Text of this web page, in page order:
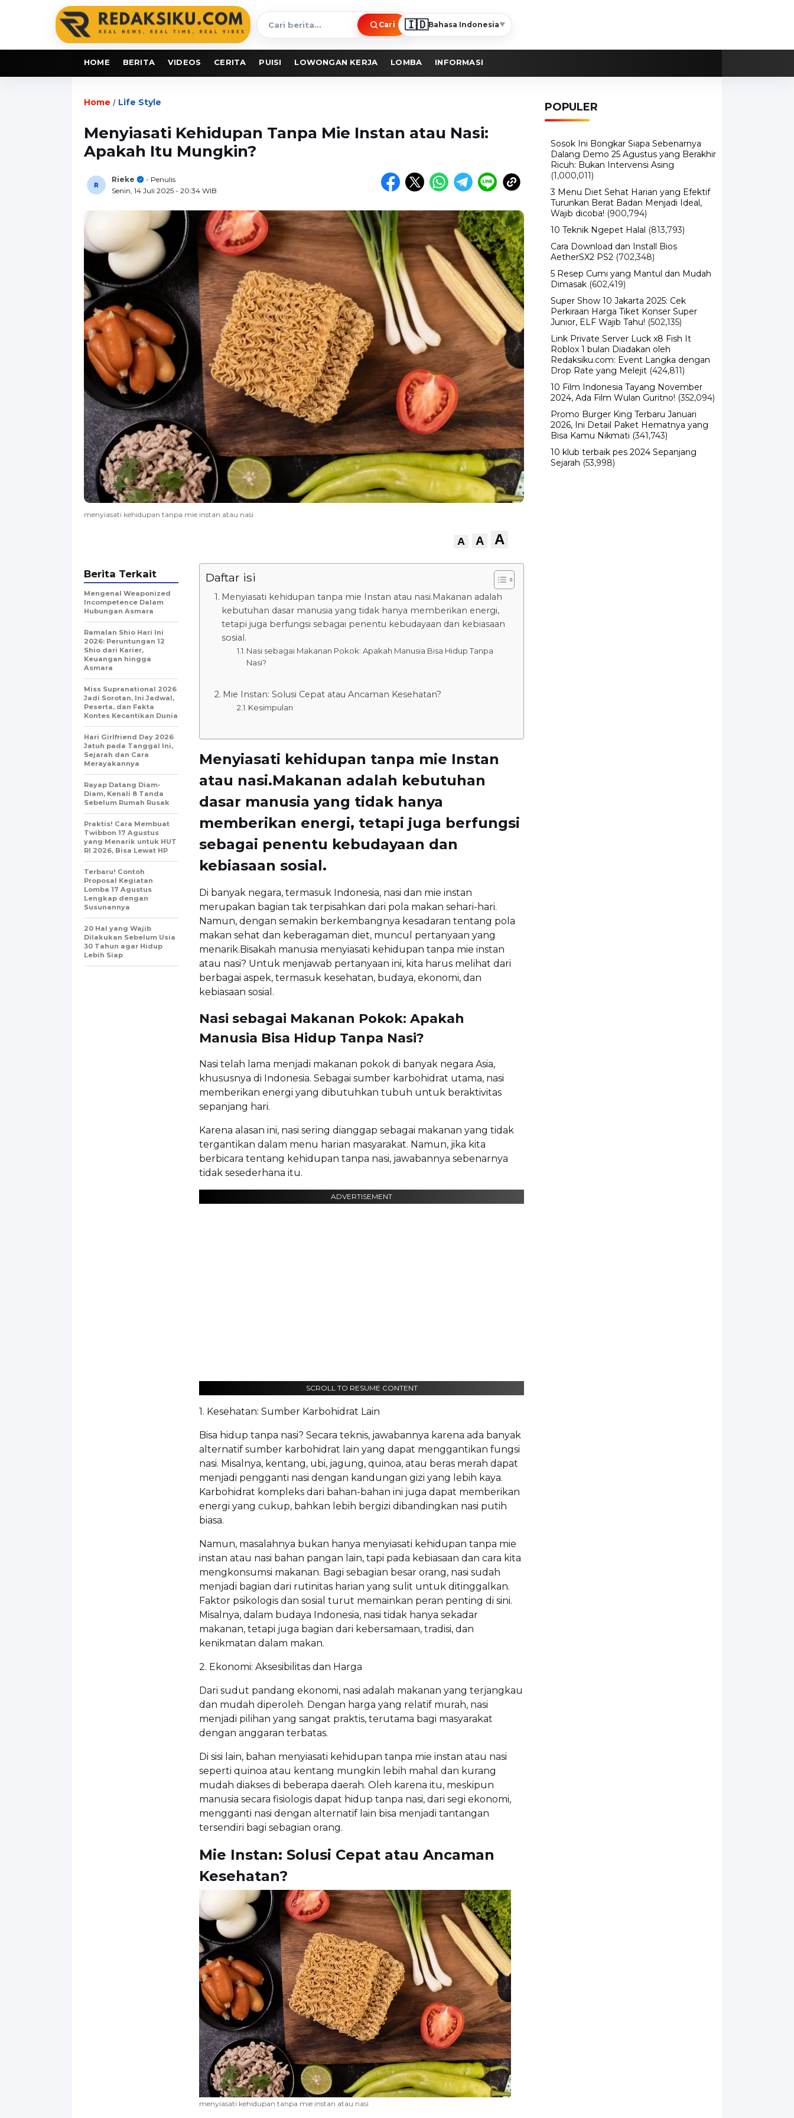
Cari
berita
Cari 🇮🇩Bahasa Indonesia▼
HOME BERITA VIDEOS CERITA PUISI LOWONGAN KERJA LOMBA INFORMASI
Home / Life Style
Menyiasati Kehidupan Tanpa Mie Instan atau Nasi:
Apakah Itu Mungkin?
Rieke
- Penulis
Senin, 14 Juli 2025 - 20:34 WIB
menyiasati kehidupan tanpa mie instan atau nasi
A A A
Daftar isi
Menyiasati kehidupan tanpa mie Instan atau nasi.Makanan adalah
kebutuhan dasar manusia yang tidak hanya memberikan energi,
tetapi juga berfungsi sebagai penentu kebudayaan dan kebiasaan
sosial.
Nasi sebagai Makanan Pokok: Apakah Manusia Bisa Hidup Tanpa
Nasi?
Mie Instan: Solusi Cepat atau Ancaman Kesehatan?
Kesimpulan
Menyiasati kehidupan tanpa mie Instan
atau nasi.Makanan adalah kebutuhan
dasar manusia yang tidak hanya
memberikan energi, tetapi juga berfungsi
sebagai penentu kebudayaan dan
kebiasaan sosial.
Di banyak negara, termasuk Indonesia, nasi dan mie instan
merupakan bagian tak terpisahkan dari pola makan sehari-hari.
Namun, dengan semakin berkembangnya kesadaran tentang pola
makan sehat dan keberagaman diet, muncul pertanyaan yang
menarik.Bisakah manusia menyiasati kehidupan tanpa mie instan
atau nasi? Untuk menjawab pertanyaan ini, kita harus melihat dari
berbagai aspek, termasuk kesehatan, budaya, ekonomi, dan
kebiasaan sosial.
Nasi sebagai Makanan Pokok: Apakah
Manusia Bisa Hidup Tanpa Nasi?
Nasi telah lama menjadi makanan pokok di banyak negara Asia,
khususnya di Indonesia. Sebagai sumber karbohidrat utama, nasi
memberikan energi yang dibutuhkan tubuh untuk beraktivitas
sepanjang hari.
Karena alasan ini, nasi sering dianggap sebagai makanan yang tidak
tergantikan dalam menu harian masyarakat. Namun, jika kita
berbicara tentang kehidupan tanpa nasi, jawabannya sebenarnya
tidak sesederhana itu.
ADVERTISEMENT
SCROLL TO RESUME CONTENT
1. Kesehatan: Sumber Karbohidrat Lain
Bisa hidup tanpa nasi? Secara teknis, jawabannya karena ada banyak
alternatif sumber karbohidrat lain yang dapat menggantikan fungsi
nasi. Misalnya, kentang, ubi, jagung, quinoa, atau beras merah dapat
menjadi pengganti nasi dengan kandungan gizi yang lebih kaya.
Karbohidrat kompleks dari bahan-bahan ini juga dapat memberikan
energi yang cukup, bahkan lebih bergizi dibandingkan nasi putih
biasa.
Namun, masalahnya bukan hanya menyiasati kehidupan tanpa mie
instan atau nasi bahan pangan lain, tapi pada kebiasaan dan cara kita
mengkonsumsi makanan. Bagi sebagian besar orang, nasi sudah
menjadi bagian dari rutinitas harian yang sulit untuk ditinggalkan.
Faktor psikologis dan sosial turut memainkan peran penting di sini.
Misalnya, dalam budaya Indonesia, nasi tidak hanya sekadar
makanan, tetapi juga bagian dari kebersamaan, tradisi, dan
kenikmatan dalam makan.
2. Ekonomi: Aksesibilitas dan Harga
Dari sudut pandang ekonomi, nasi adalah makanan yang terjangkau
dan mudah diperoleh. Dengan harga yang relatif murah, nasi
menjadi pilihan yang sangat praktis, terutama bagi masyarakat
dengan anggaran terbatas.
Di sisi lain, bahan menyiasati kehidupan tanpa mie instan atau nasi
seperti quinoa atau kentang mungkin lebih mahal dan kurang
mudah diakses di beberapa daerah. Oleh karena itu, meskipun
manusia secara fisiologis dapat hidup tanpa nasi, dari segi ekonomi,
mengganti nasi dengan alternatif lain bisa menjadi tantangan
tersendiri bagi sebagian orang.
Mie Instan: Solusi Cepat atau Ancaman
Kesehatan?
menyiasati kehidupan tanpa mie instan atau nasi
Berita Terkait
Mengenal Weaponized
Incompetence Dalam
Hubungan Asmara
Ramalan Shio Hari Ini
2026: Peruntungan 12
Shio dari Karier,
Keuangan hingga
Asmara
Miss Supranational 2026
Jadi Sorotan, Ini Jadwal,
Peserta, dan Fakta
Kontes Kecantikan Dunia
Hari Girlfriend Day 2026
Jatuh pada Tanggal Ini,
Sejarah dan Cara
Merayakannya
Rayap Datang Diam-
Diam, Kenali 8 Tanda
Sebelum Rumah Rusak
Praktis! Cara Membuat
Twibbon 17 Agustus
yang Menarik untuk HUT
RI 2026, Bisa Lewat HP
Terbaru! Contoh
Proposal Kegiatan
Lomba 17 Agustus
Lengkap dengan
Susunannya
20 Hal yang Wajib
Dilakukan Sebelum Usia
30 Tahun agar Hidup
Lebih Siap
POPULER
Sosok Ini Bongkar Siapa Sebenarnya
Dalang Demo 25 Agustus yang Berakhir
Ricuh: Bukan Intervensi Asing
(1,000,011)
3 Menu Diet Sehat Harian yang Efektif
Turunkan Berat Badan Menjadi Ideal,
Wajib dicoba! (900,794)
10 Teknik Ngepet Halal (813,793)
Cara Download dan Install Bios
AetherSX2 PS2 (702,348)
5 Resep Cumi yang Mantul dan Mudah
Dimasak (602,419)
Super Show 10 Jakarta 2025: Cek
Perkiraan Harga Tiket Konser Super
Junior, ELF Wajib Tahu! (502,135)
Link Private Server Luck x8 Fish It
Roblox 1 bulan Diadakan oleh
Redaksiku.com: Event Langka dengan
Drop Rate yang Melejit (424,811)
10 Film Indonesia Tayang November
2024, Ada Film Wulan Guritno! (352,094)
Promo Burger King Terbaru Januari
2026, Ini Detail Paket Hematnya yang
Bisa Kamu Nikmati (341,743)
10 klub terbaik pes 2024 Sepanjang
Sejarah (53,998)